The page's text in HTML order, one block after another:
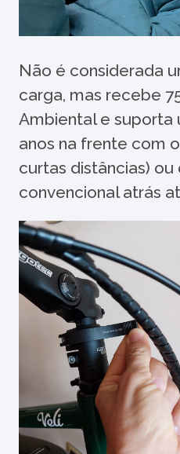
Não é considerada
carga, mas recebe
Ambiental e suporta
anos na frente com
curtas distâncias) ou
convencional atrás